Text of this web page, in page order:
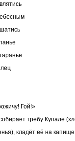
Гой!»
требу Купале
кладёт её на